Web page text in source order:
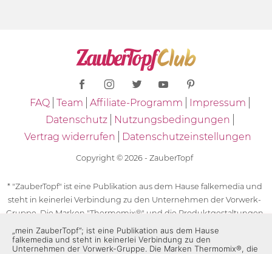
FAQ Team Affiliate-Programm
Impressum
Datenschutz
Nutzungsbedingungen
Vertrag widerrufen
Datenschutzeinstellungen
Copyright © 2026 - ZauberTopf
* "ZauberTopf" ist eine Publikation aus dem Hause falkemedia und
steht in keinerlei Verbindung zu den Unternehmen der Vorwerk-
Gruppe. Die Marken "Thermomix®" und die Produktgestaltungen
des "Thermomix®" sind eingetragene Marken der Unternehmen
der Vorwerk-Gruppe. Die Marken Thermomix®, die Zeichen TM5®,
„mein ZauberTopf”; ist eine Publikation aus dem Hause
falkemedia und steht in keinerlei Verbindung zu den
Unternehmen der Vorwerk-Gruppe. Die Marken Thermomix®, die